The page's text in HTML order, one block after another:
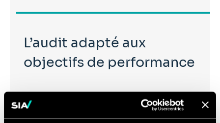
L’audit adapté aux
objectifs de performance
l’écosystème des DSI : diversité d’acteurs, dette
technique, innovation de rupture, cadre